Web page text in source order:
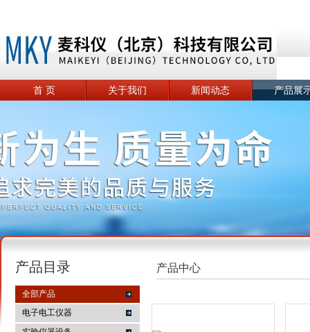
首 页 关于我们 新闻动态 产品展
产品目录
全部产品
电子电工仪器
产品中心